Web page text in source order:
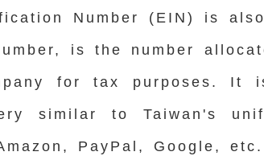
Number (EIN) is
is the number
for tax purposes. It
similar to Taiwan's
PayPal, Google,